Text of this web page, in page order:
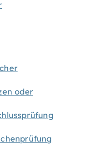
oder